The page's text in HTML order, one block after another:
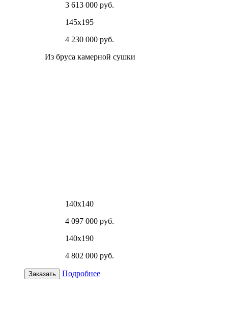
3 613 000 руб.
145х195
4 230 000 руб.
Из бруса камерной сушки
140х140
4 097 000 руб.
140х190
4 802 000 руб.
Заказать Подробнее